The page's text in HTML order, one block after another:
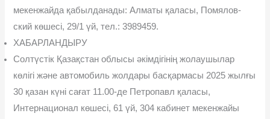
мекенжайда қабылданады: Алматы қаласы, Помялов­
ский көшесі, 29/1 үй, тел.: 3989459.
ХАБАРЛАНДЫРУ
Солтүстік Қазақстан облысы əкімдігінің жолаушылар
көлігі жəне автомобиль жолдары басқармасы 2025 жылғы
30 қазан күні сағат 11.00-де Петропавл қаласы,
Интернационал көшесі, 61 үй, 304 кабинет мекенжайы